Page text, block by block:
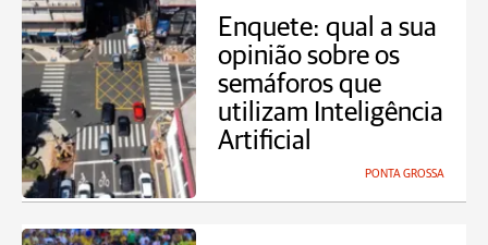
Enquete: qual a sua
opinião sobre os
semáforos que
utilizam Inteligência
Artificial
PONTA GROSSA